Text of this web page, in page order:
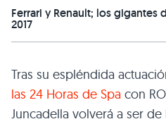
Ferrari y Renault; los gigantes
2017
Tras su espléndida
las 24 Horas de Spa con
Juncadella volverá a ser